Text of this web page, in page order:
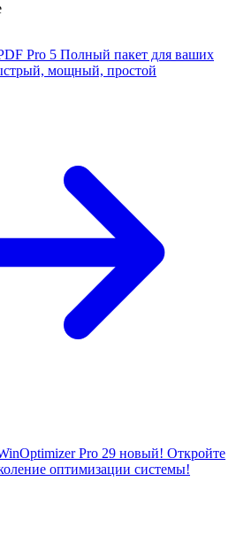
Pro 5 Полный пакет для ваших
мощный, простой
Pro 29 новый! Откройте
оптимизации системы!